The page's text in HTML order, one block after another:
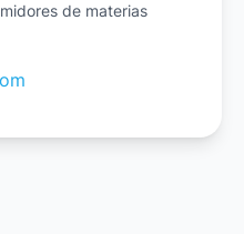
de materias